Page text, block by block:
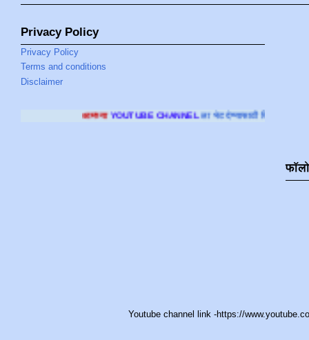
Privacy Policy
Privacy Policy
Terms and conditions
Disclaimer
YOUTUBE CHANNELला भेट देण्यासाठी क्लिक करा.
Youtube channel link -https://